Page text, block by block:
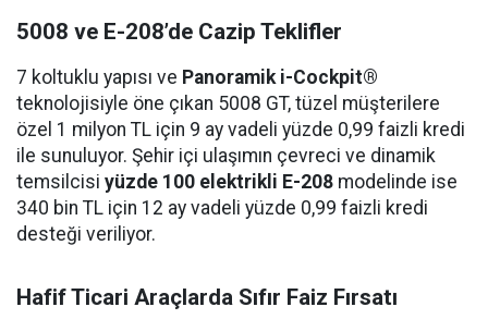
5008 ve E-208’de Cazip Teklifler
7 koltuklu yapısı ve Panoramik i-Cockpit®
teknolojisiyle öne çıkan 5008 GT, tüzel müşterilere
özel 1 milyon TL için 9 ay vadeli yüzde 0,99 faizli kredi
ile sunuluyor. Şehir içi ulaşımın çevreci ve dinamik
temsilcisi yüzde 100 elektrikli E-208 modelinde ise
340 bin TL için 12 ay vadeli yüzde 0,99 faizli kredi
desteği veriliyor.
Hafif Ticari Araçlarda Sıfır Faiz Fırsatı